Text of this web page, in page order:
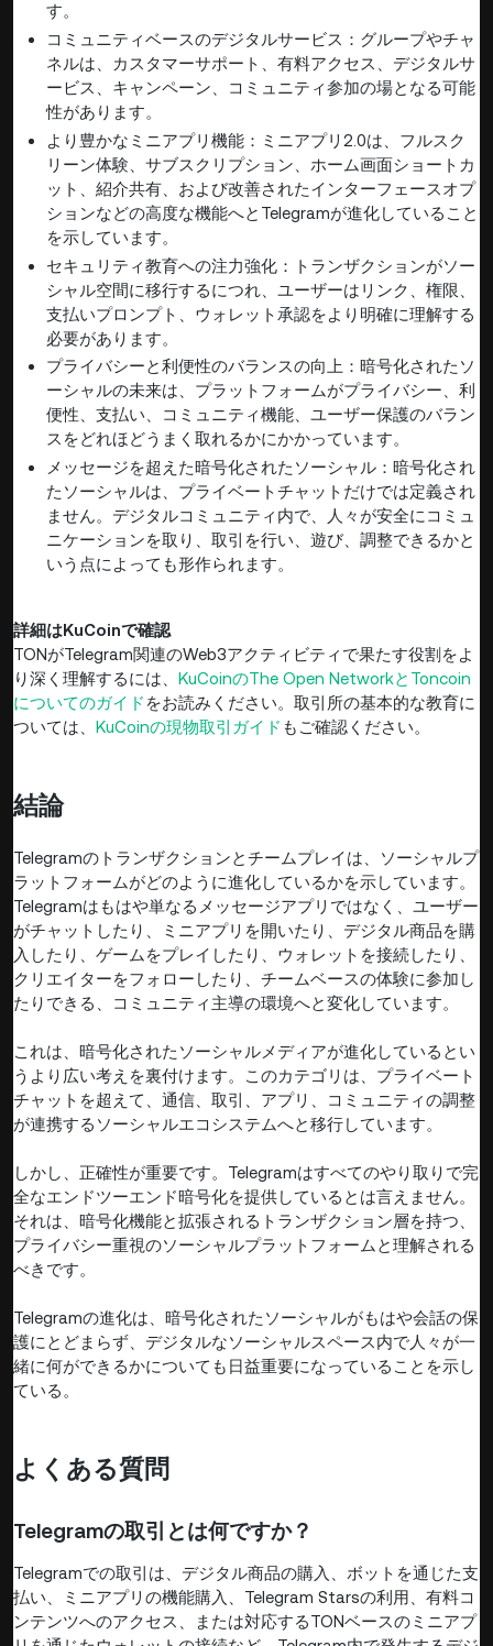
す。
コミュニティベースのデジタルサービス：グループやチャ
ネルは、カスタマーサポート、有料アクセス、デジタルサ
ービス、キャンペーン、コミュニティ参加の場となる可能
性があります。
より豊かなミニアプリ機能：ミニアプリ2.0は、フルスク
リーン体験、サブスクリプション、ホーム画面ショートカ
ット、紹介共有、および改善されたインターフェースオプ
ションなどの高度な機能へとTelegramが進化していること
を示しています。
セキュリティ教育への注力強化：トランザクションがソー
シャル空間に移行するにつれ、ユーザーはリンク、権限、
支払いプロンプト、ウォレット承認をより明確に理解する
必要があります。
プライバシーと利便性のバランスの向上：暗号化されたソ
ーシャルの未来は、プラットフォームがプライバシー、利
便性、支払い、コミュニティ機能、ユーザー保護のバラン
スをどれほどうまく取れるかにかかっています。
メッセージを超えた暗号化されたソーシャル：暗号化され
たソーシャルは、プライベートチャットだけでは定義され
ません。デジタルコミュニティ内で、人々が安全にコミュ
ニケーションを取り、取引を行い、遊び、調整できるかと
いう点によっても形作られます。
詳細はKuCoinで確認
TONがTelegram関連のWeb3アクティビティで果たす役割をよ
り深く理解するには、 KuCoinのThe Open NetworkとToncoin
についてのガイド をお読みください。取引所の基本的な教育に
ついては、 KuCoinの現物取引ガイド もご確認ください。
結論
Telegramのトランザクションとチームプレイは、ソーシャルプ
ラットフォームがどのように進化しているかを示しています。
Telegramはもはや単なるメッセージアプリではなく、ユーザー
がチャットしたり、ミニアプリを開いたり、デジタル商品を購
入したり、ゲームをプレイしたり、ウォレットを接続したり、
クリエイターをフォローしたり、チームベースの体験に参加し
たりできる、コミュニティ主導の環境へと変化しています。
これは、暗号化されたソーシャルメディアが進化しているとい
うより広い考えを裏付けます。このカテゴリは、プライベート
チャットを超えて、通信、取引、アプリ、コミュニティの調整
が連携するソーシャルエコシステムへと移行しています。
しかし、正確性が重要です。Telegramはすべてのやり取りで完
全なエンドツーエンド暗号化を提供しているとは言えません。
それは、暗号化機能と拡張されるトランザクション層を持つ、
プライバシー重視のソーシャルプラットフォームと理解される
べきです。
Telegramの進化は、暗号化されたソーシャルがもはや会話の保
護にとどまらず、デジタルなソーシャルスペース内で人々が一
緒に何ができるかについても日益重要になっていることを示し
ている。
よくある質問
Telegramの取引とは何ですか？
Telegramでの取引は、デジタル商品の購入、ボットを通じた支
払い、ミニアプリの機能購入、Telegram Starsの利用、有料コ
ンテンツへのアクセス、または対応するTONベースのミニアプ